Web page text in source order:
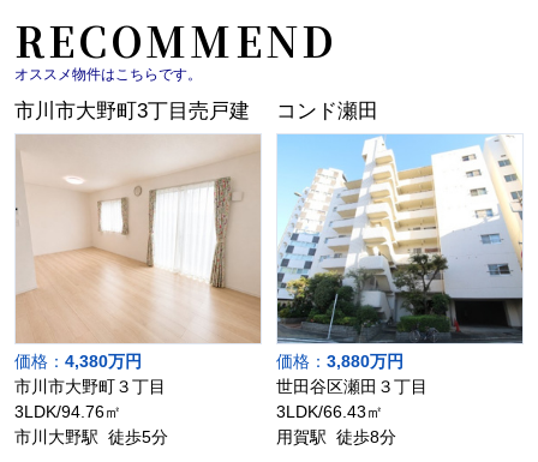
RECOMMEND
オススメ物件はこちらです。
市川市大野町3丁目売戸建
価格： 4,380万円
市川市大野町３丁目
3LDK/94.76㎡
市川大野駅 徒歩5分
コンド瀬田
価格： 3,880万円
世田谷区瀬田３丁目
3LDK/66.43㎡
用賀駅 徒歩8分